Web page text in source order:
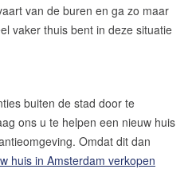
van de buren en ga zo maar
vaker thuis bent in deze situatie
buiten de stad door te
ons u te helpen een nieuw huis
Omdat dit dan
huis in Amsterdam verkopen